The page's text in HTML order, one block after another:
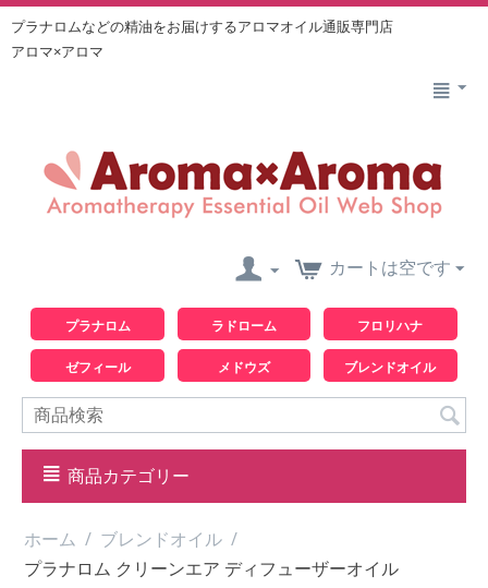
プラナロムなどの精油をお届けするアロマオイル通販専門店
アロマ×アロマ
カートは空です
プラナロム ラドローム フロリハナ
ゼフィール メドウズ ブレンドオイル
商品カテゴリー
ホーム / ブレンドオイル /
プラナロム クリーンエア ディフューザーオイル